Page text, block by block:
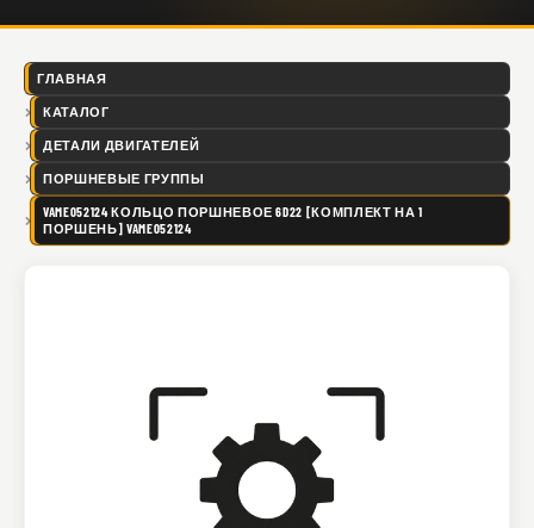
ГЛАВНАЯ
КАТАЛОГ
ДЕТАЛИ ДВИГАТЕЛЕЙ
ПОРШНЕВЫЕ ГРУППЫ
VAME052124 КОЛЬЦО ПОРШНЕВОЕ 6D22 [КОМПЛЕКТ НА 1
ПОРШЕНЬ] VAME052124